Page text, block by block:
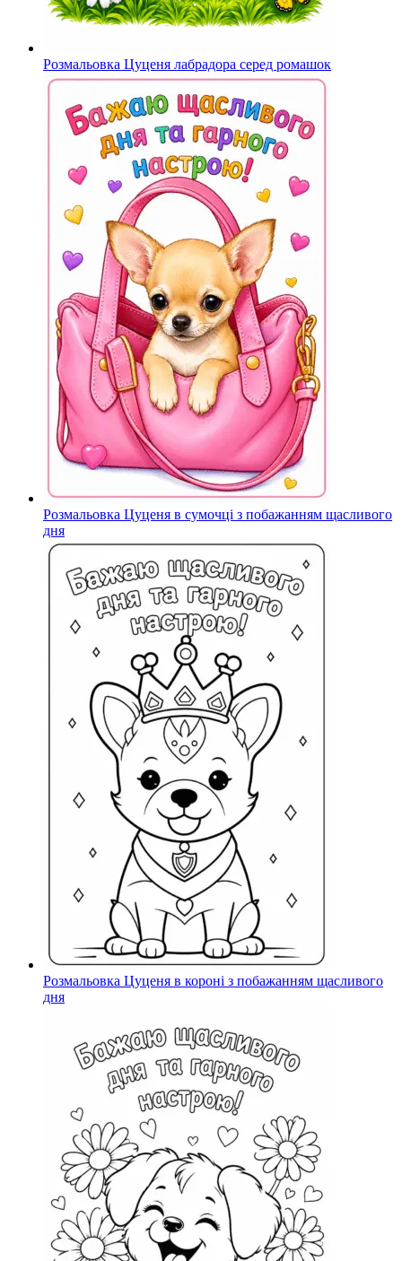
Розмальовка Цуценя лабрадора серед ромашок
Розмальовка Цуценя в сумочці з побажанням щасливого
дня
Розмальовка Цуценя в короні з побажанням щасливого
дня